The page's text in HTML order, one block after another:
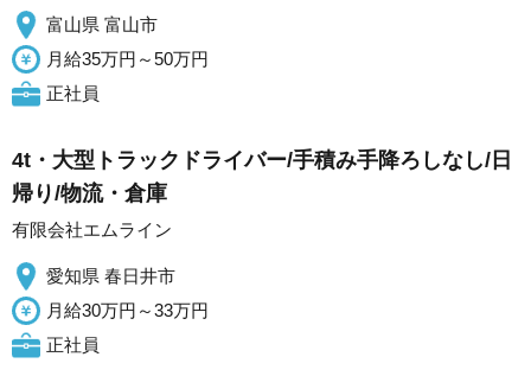
富山県 富山市
月給35万円～50万円
正社員
4t・大型トラックドライバー/手積み手降ろしなし/日
帰り/物流・倉庫
有限会社エムライン
愛知県 春日井市
月給30万円～33万円
正社員